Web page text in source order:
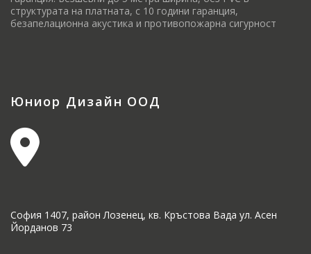
структурата на платната, с 10 години гаранция,
безапелационна акустика и противопожарна сигурност
Юниор Дизайн ООД
София 1407, район Лозенец, кв. Кръстова Вада ул. Асен
Йорданов 73